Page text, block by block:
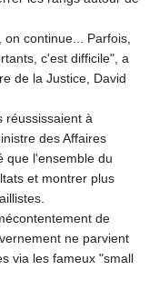
continue... Parfois,
c'est difficile", a
de la Justice, David
réussissaient à
des Affaires
que l'ensemble du
et montrer plus
de
ne parvient
via les fameux "small